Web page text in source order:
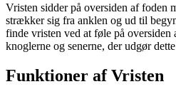
Vristen sidder på oversiden af foden
strækker sig fra anklen og ud til
finde vristen ved at føle på
knoglerne og senerne, der udgør
Funktioner af Vristen